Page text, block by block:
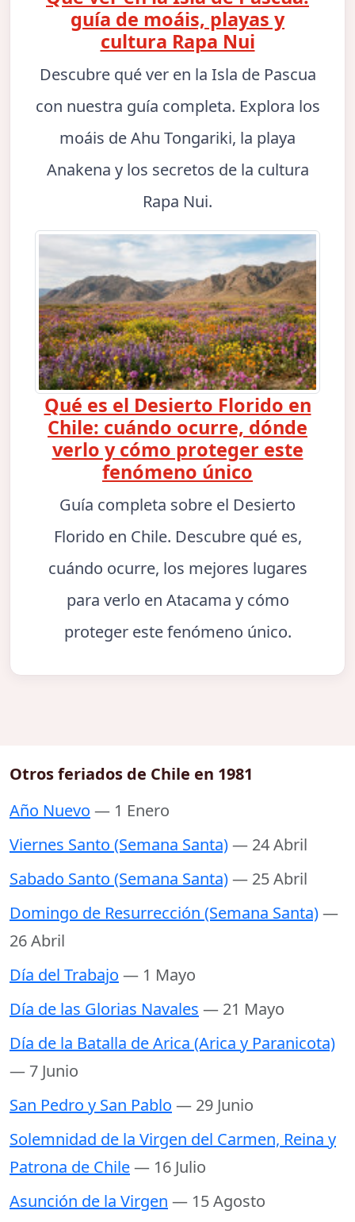
guía de moáis, playas y
cultura Rapa Nui
Descubre qué ver en la Isla de Pascua
con nuestra guía completa. Explora los
moáis de Ahu Tongariki, la playa
Anakena y los secretos de la cultura
Rapa Nui.
Qué es el Desierto Florido en
Chile: cuándo ocurre, dónde
verlo y cómo proteger este
fenómeno único
Guía completa sobre el Desierto
Florido en Chile. Descubre qué es,
cuándo ocurre, los mejores lugares
para verlo en Atacama y cómo
proteger este fenómeno único.
Otros feriados de Chile en 1981
Año Nuevo — 1 Enero
Viernes Santo (Semana Santa)— 24 Abril
Sabado Santo (Semana Santa)— 25 Abril
Domingo de Resurrección (Semana Santa)—
26 Abril
Día del Trabajo — 1 Mayo
Día de las Glorias Navales — 21 Mayo
Día de la Batalla de Arica (Arica y Paranicota)
— 7 Junio
San Pedro y San Pablo — 29 Junio
Solemnidad de la Virgen del Carmen, Reina y
Patrona de Chile— 16 Julio
Asunción de la Virgen — 15 Agosto